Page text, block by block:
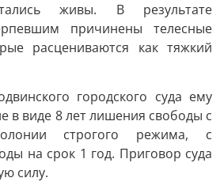
живы. В результате
причинены телесные
расцениваются как тяжкий
городского суда ему
в виде 8 лет лишения свободы с
строгого режима, с
на срок 1 год. Приговор суда
силу.